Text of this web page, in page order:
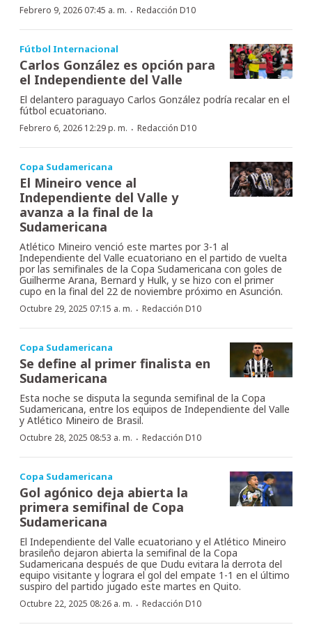
Febrero 9, 2026 07:45 a. m. · Redacción D10
Fútbol Internacional
Carlos González es opción para
el Independiente del Valle
El delantero paraguayo Carlos González podría recalar en el
fútbol ecuatoriano.
Febrero 6, 2026 12:29 p. m. · Redacción D10
Copa Sudamericana
El Mineiro vence al
Independiente del Valle y
avanza a la final de la
Sudamericana
Atlético Mineiro venció este martes por 3-1 al
Independiente del Valle ecuatoriano en el partido de vuelta
por las semifinales de la Copa Sudamericana con goles de
Guilherme Arana, Bernard y Hulk, y se hizo con el primer
cupo en la final del 22 de noviembre próximo en Asunción.
Octubre 29, 2025 07:15 a. m. · Redacción D10
Copa Sudamericana
Se define al primer finalista en
Sudamericana
Esta noche se disputa la segunda semifinal de la Copa
Sudamericana, entre los equipos de Independiente del Valle
y Atlético Mineiro de Brasil.
Octubre 28, 2025 08:53 a. m. · Redacción D10
Copa Sudamericana
Gol agónico deja abierta la
primera semifinal de Copa
Sudamericana
El Independiente del Valle ecuatoriano y el Atlético Mineiro
brasileño dejaron abierta la semifinal de la Copa
Sudamericana después de que Dudu evitara la derrota del
equipo visitante y lograra el gol del empate 1-1 en el último
suspiro del partido jugado este martes en Quito.
Octubre 22, 2025 08:26 a. m. · Redacción D10